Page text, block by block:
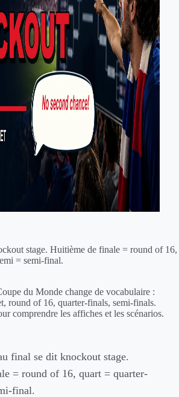
stage. Huitième de finale = round of 16,
= semi-final.
du Monde change de vocabulaire :
round of 16, quarter-finals, semi-finals.
comprendre les affiches et les scénarios.
final se dit knockout stage.
= round of 16, quart = quarter-
final.